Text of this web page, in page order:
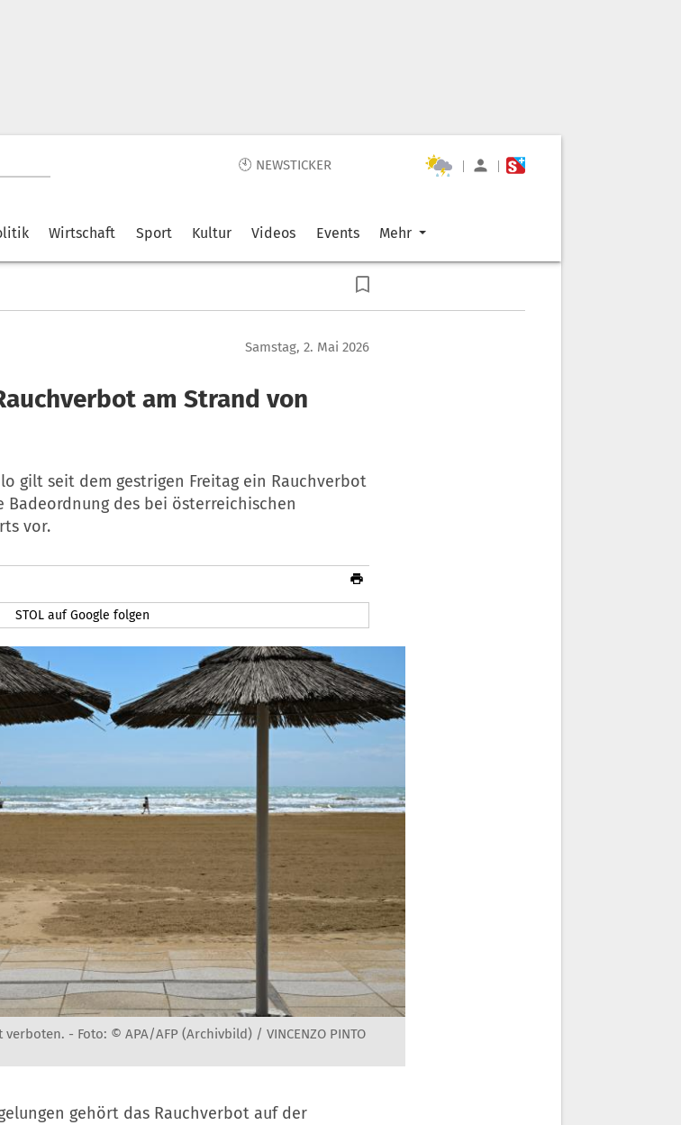
🕙 NEWSTICKER | |
Wirtschaft Sport Kultur Videos Events Mehr
Samstag, 2. Mai 2026
am Strand von
gilt seit dem gestrigen Freitag ein Rauchverbot
Badeordnung des bei österreichischen
vor.
STOL auf Google folgen
verboten. - Foto: © APA/AFP (Archivbild) / VINCENZO PINTO
gehört das Rauchverbot auf der